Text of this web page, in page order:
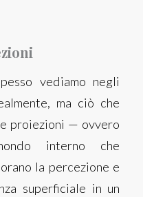
vediamo negli
ma ciò che
proiezioni — ovvero
interno che
la percezione e
superficiale in un